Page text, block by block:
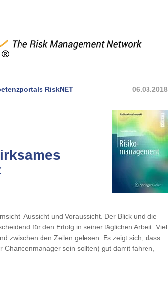
RiskNET 06.03.2018
Aussicht und Voraussicht. Der Blick und die
für den Erfolg in seiner täglichen Arbeit. Viel
zwischen den Zeilen gelesen. Es zeigt sich, dass
sein sollten) gut damit fahren,